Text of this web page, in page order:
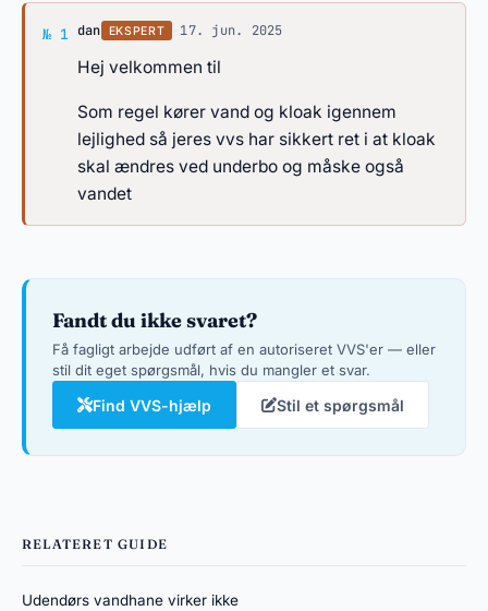
№ 1 Svar af dan
dan EKSPERT 17. jun. 2025
Hej velkommen til
Som regel kører vand og kloak igennem
lejlighed så jeres vvs har sikkert ret i at kloak
skal ændres ved underbo og måske også
vandet
Fandt du ikke svaret?
Få fagligt arbejde udført af en autoriseret VVS'er — eller
stil dit eget spørgsmål, hvis du mangler et svar.
Find VVS-hjælp Stil et spørgsmål
RELATERET GUIDE
Udendørs vandhane virker ikke